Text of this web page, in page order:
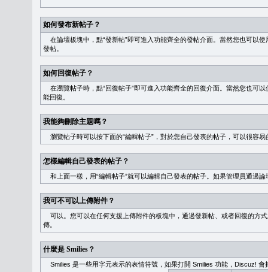
如何發布新帖子？
在論壇板塊中，點“發新帖”即可進入功能齊全的發帖介面。當然您也可以
發帖。
如何回復帖子？
在瀏覽帖子時，點“回復帖子”即可進入功能齊全的回復介面。當然您也可
能回復。
我能夠刪除主題嗎？
瀏覽帖子時可以按下面的“編輯帖子”，對於您自己發表的帖子，可以很容
怎樣編輯自己發表的帖子？
和上面一樣，用“編輯帖子”就可以編輯自己發表的帖子。如果管理員通過
我可不可以上傳附件？
可以。您可以在任何支援上傳附件的板塊中，通過發新帖、或者回復的方
傳。
什麼是 Smilies？
Smilies 是一些用字元表示的表情符號，如果打開 Smilies 功能，Discuz!